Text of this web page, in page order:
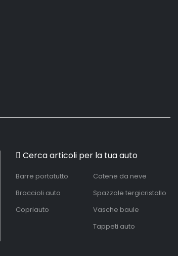
Cerca articoli per la tua auto
Barre portatutto
Braccioli auto
Copriauto
Catene da neve
Spazzole tergicristallo
Vasche baule
Tappeti auto